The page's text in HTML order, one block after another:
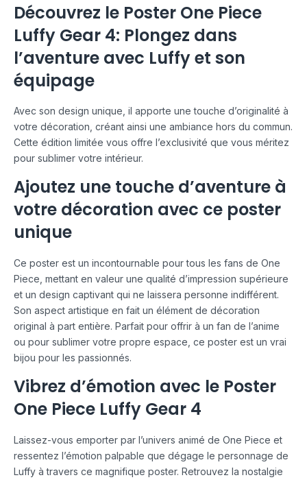
Découvrez le Poster One Piece
Luffy Gear 4: Plongez dans
l’aventure avec Luffy et son
équipage
Avec son design unique, il apporte une touche d’originalité à
votre décoration, créant ainsi une ambiance hors du commun.
Cette édition limitée vous offre l’exclusivité que vous méritez
pour sublimer votre intérieur.
Ajoutez une touche d’aventure à
votre décoration avec ce poster
unique
Ce poster est un incontournable pour tous les fans de One
Piece, mettant en valeur une qualité d’impression supérieure
et un design captivant qui ne laissera personne indifférent.
Son aspect artistique en fait un élément de décoration
original à part entière. Parfait pour offrir à un fan de l’anime
ou pour sublimer votre propre espace, ce poster est un vrai
bijou pour les passionnés.
Vibrez d’émotion avec le Poster
One Piece Luffy Gear 4
Laissez-vous emporter par l’univers animé de One Piece et
ressentez l’émotion palpable que dégage le personnage de
Luffy à travers ce magnifique poster. Retrouvez la nostalgie